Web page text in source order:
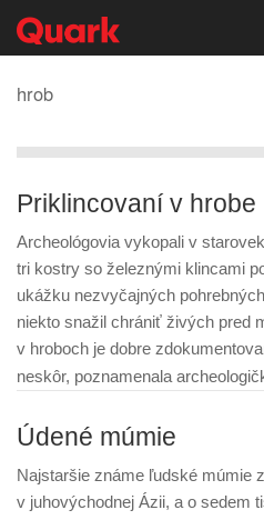
hrob
Priklincovaní v hrobe
Archeológovia vykopali v
tri kostry so železnými klincami
ukážku nezvyčajných
niekto snažil chrániť živých pred
v hroboch je dobre
neskôr, poznamenala
Údené múmie
Najstaršie známe ľudské múmie
v juhovýchodnej Ázii, a o sedem